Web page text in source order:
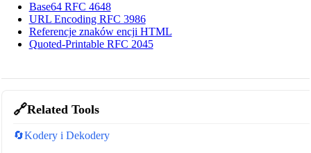
🔗Related Tools
🔄Kodery i Dekodery
Base64 RFC 4648
URL Encoding RFC 3986
Referencje znaków encji HTML
Quoted-Printable RFC 2045